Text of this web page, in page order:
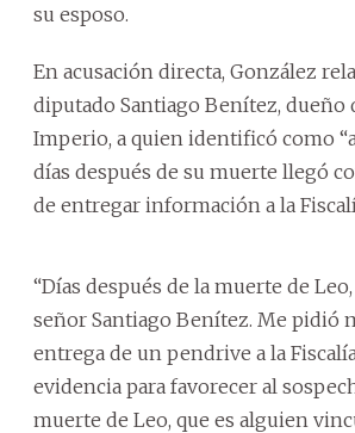
su esposo.
En acusación directa, González
diputado Santiago Benítez, dueño
Imperio, a quien identificó como
días después de su muerte llegó
de entregar información a la
“Días después de la muerte de
señor Santiago Benítez. Me pidió
entrega de un pendrive a la
evidencia para favorecer al
muerte de Leo, que es alguien